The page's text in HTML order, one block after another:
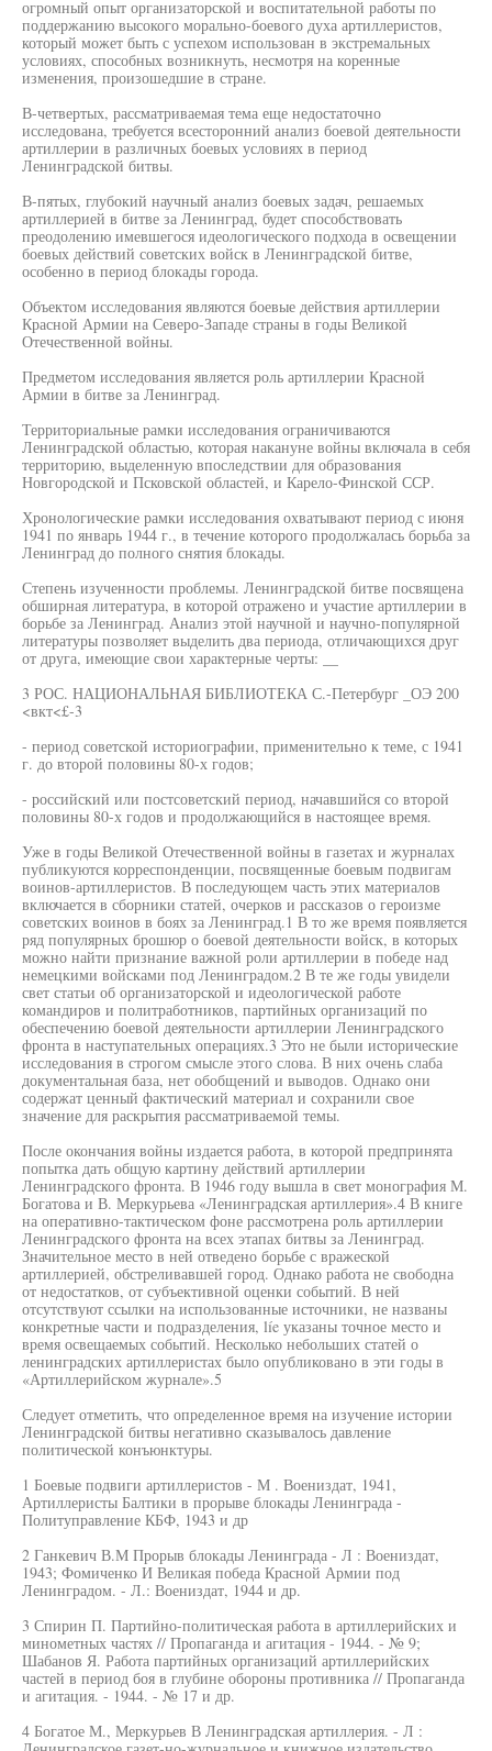
огромный опыт организаторской и воспитательной работы по
поддержанию высокого морально-боевого духа артиллеристов,
который может быть с успехом использован в экстремальных
условиях, способных возникнуть, несмотря на коренные
изменения, произошедшие в стране.
В-четвертых, рассматриваемая тема еще недостаточно
исследована, требуется всесторонний анализ боевой деятельности
артиллерии в различных боевых условиях в период
Ленинградской битвы.
В-пятых, глубокий научный анализ боевых задач, решаемых
артиллерией в битве за Ленинград, будет способствовать
преодолению имевшегося идеологического подхода в освещении
боевых действий советских войск в Ленинградской битве,
особенно в период блокады города.
Объектом исследования являются боевые действия артиллерии
Красной Армии на Северо-Западе страны в годы Великой
Отечественной войны.
Предметом исследования является роль артиллерии Красной
Армии в битве за Ленинград.
Территориальные рамки исследования ограничиваются
Ленинградской областью, которая накануне войны включала в себя
территорию, выделенную впоследствии для образования
Новгородской и Псковской областей, и Карело-Финской ССР.
Хронологические рамки исследования охватывают период с июня
1941 по январь 1944 г., в течение которого продолжалась борьба за
Ленинград до полного снятия блокады.
Степень изученности проблемы. Ленинградской битве посвящена
обширная литература, в которой отражено и участие артиллерии в
борьбе за Ленинград. Анализ этой научной и научно-популярной
литературы позволяет выделить два периода, отличающихся друг
от друга, имеющие свои характерные черты: __
3 РОС. НАЦИОНАЛЬНАЯ БИБЛИОТЕКА С.-Петербург _ОЭ 200
<вкт<£-3
- период советской историографии, применительно к теме, с 1941
г. до второй половины 80-х годов;
- российский или постсоветский период, начавшийся со второй
половины 80-х годов и продолжающийся в настоящее время.
Уже в годы Великой Отечественной войны в газетах и журналах
публикуются корреспонденции, посвященные боевым подвигам
воинов-артиллеристов. В последующем часть этих материалов
включается в сборники статей, очерков и рассказов о героизме
советских воинов в боях за Ленинград.1 В то же время появляется
ряд популярных брошюр о боевой деятельности войск, в которых
можно найти признание важной роли артиллерии в победе над
немецкими войсками под Ленинградом.2 В те же годы увидели
свет статьи об организаторской и идеологической работе
командиров и политработников, партийных организаций по
обеспечению боевой деятельности артиллерии Ленинградского
фронта в наступательных операциях.3 Это не были исторические
исследования в строгом смысле этого слова. В них очень слаба
документальная база, нет обобщений и выводов. Однако они
содержат ценный фактический материал и сохранили свое
значение для раскрытия рассматриваемой темы.
После окончания войны издается работа, в которой предпринята
попытка дать общую картину действий артиллерии
Ленинградского фронта. В 1946 году вышла в свет монография М.
Богатова и В. Меркурьева «Ленинградская артиллерия».4 В книге
на оперативно-тактическом фоне рассмотрена роль артиллерии
Ленинградского фронта на всех этапах битвы за Ленинград.
Значительное место в ней отведено борьбе с вражеской
артиллерией, обстреливавшей город. Однако работа не свободна
от недостатков, от субъективной оценки событий. В ней
отсутствуют ссылки на использованные источники, не названы
конкретные части и подразделения, líe указаны точное место и
время освещаемых событий. Несколько небольших статей о
ленинградских артиллеристах было опубликовано в эти годы в
«Артиллерийском журнале».5
Следует отметить, что определенное время на изучение истории
Ленинградской битвы негативно сказывалось давление
политической конъюнктуры.
1 Боевые подвиги артиллеристов - М . Воениздат, 1941,
Артиллеристы Балтики в прорыве блокады Ленинграда -
Политуправление КБФ, 1943 и др
2 Ганкевич В.М Прорыв блокады Ленинграда - Л : Воениздат,
1943; Фомиченко И Великая победа Красной Армии под
Ленинградом. - Л.: Воениздат, 1944 и др.
3 Спирин П. Партийно-политическая работа в артиллерийских и
минометных частях // Пропаганда и агитация - 1944. - № 9;
Шабанов Я. Работа партийных организаций артиллерийских
частей в период боя в глубине обороны противника // Пропаганда
и агитация. - 1944. - № 17 и др.
4 Богатое М., Меркурьев В Ленинградская артиллерия. - Л :